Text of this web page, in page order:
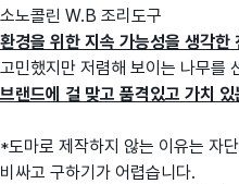
소노콜린 W.B 조리도구
환경을 위한 지속 가능성을 생각
고민했지만 저렴해 보이는 나무를
브랜드에 걸 맞고 품격있고 가치 있
*도마로 제작하지 않는 이유는 자
비싸고 구하기가 어렵습니다.